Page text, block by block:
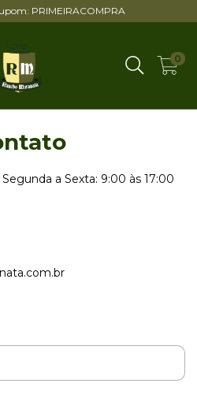
PRIMEIRACOMPRA
0
a Sexta: 9:00 às 17:00